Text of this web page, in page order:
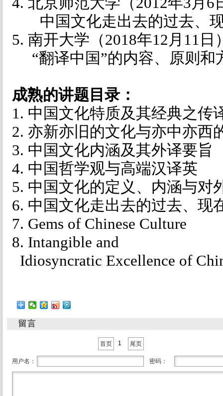
中国文化走出去的过去、
5. 南开大学（2018年12 月 11 日
“翻译中国”的内容、原则和
成熟的讲题目录：
1. 中国文化特质及其经典之传
2. 亦新亦旧的文化与亦中亦西
3. 中国文化内涵及其外译要旨
4. 中国哲学观与高端汉译英
5. 中国文化的定义、内涵与对
6. 中国文化走出去的过去、现
7. Gems of Chinese Culture
8. Intangible and
Idiosyncratic Excellence of
首页 1 尾页
用户名： 密码：